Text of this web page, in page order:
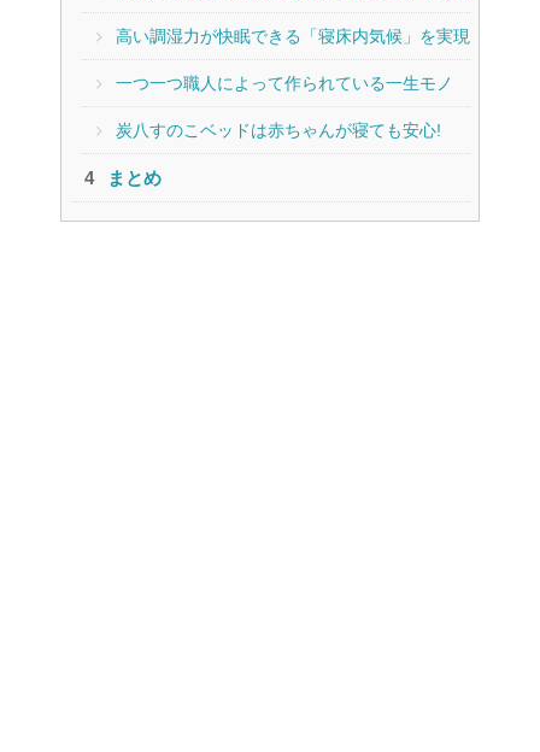
高い調湿力が快眠できる「寝床内気候」を実現
一つ一つ職人によって作られている一生モノ
炭八すのこベッドは赤ちゃんが寝ても安心!
まとめ